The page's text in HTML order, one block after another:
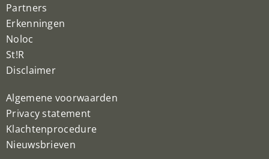
Partners
Erkenningen
Noloc
St!R
Disclaimer
Algemene voorwaarden
Privacy statement
Klachtenprocedure
Nieuwsbrieven